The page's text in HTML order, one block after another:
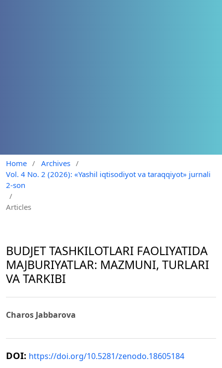
Home / Archives /
Vol. 4 No. 2 (2026): «Yashil iqtisodiyot va taraqqiyot» jurnali
2-son
/
Articles
BUDJET TASHKILOTLARI FAOLIYATIDA
MAJBURIYATLAR: MAZMUNI, TURLARI
VA TARKIBI
Charos Jabbarova
DOI: https://doi.org/10.5281/zenodo.18605184